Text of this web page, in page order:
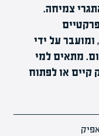
צמיחה.
על ידי
מתאים למי
או לפתוח